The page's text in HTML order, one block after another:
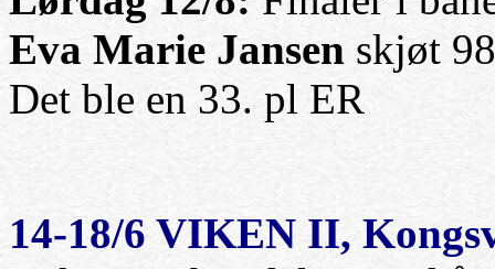
Eva Marie Jansen skjøt
Det ble en 33. pl ER
14-18/6 VIKEN II,